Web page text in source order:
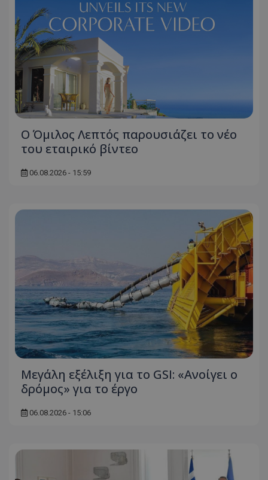
Ο Όμιλος Λεπτός παρουσιάζει το νέο
του εταιρικό βίντεο
06.08.2026 - 15:59
Μεγάλη εξέλιξη για το GSI: «Ανοίγει ο
δρόμος» για το έργο
06.08.2026 - 15:06